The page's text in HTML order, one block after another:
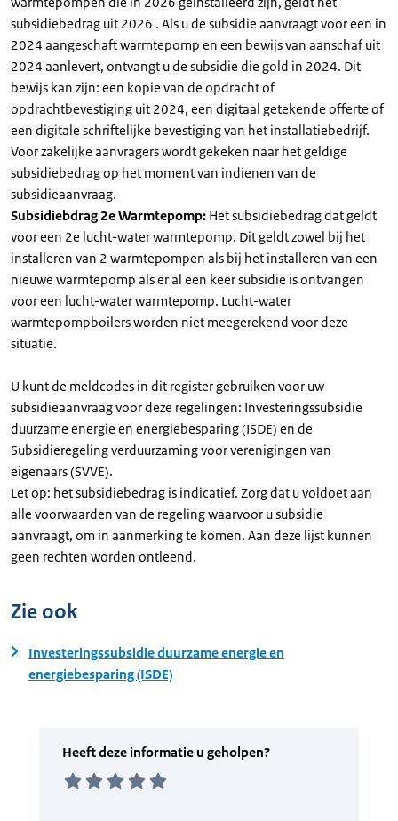
subsidiebedrag uit 2026 . Als u de subsidie aanvraagt voor een in
2024 aangeschaft warmtepomp en een bewijs van aanschaf uit
2024 aanlevert, ontvangt u de subsidie die gold in 2024. Dit
bewijs kan zijn: een kopie van de opdracht of
opdrachtbevestiging uit 2024, een digitaal getekende offerte of
een digitale schriftelijke bevestiging van het installatiebedrijf.
Voor zakelijke aanvragers wordt gekeken naar het geldige
subsidiebedrag op het moment van indienen van de
subsidieaanvraag.
Subsidiebdrag 2e Warmtepomp: Het subsidiebedrag dat geldt
voor een 2e lucht-water warmtepomp. Dit geldt zowel bij het
installeren van 2 warmtepompen als bij het installeren van een
nieuwe warmtepomp als er al een keer subsidie is ontvangen
voor een lucht-water warmtepomp. Lucht-water
warmtepompboilers worden niet meegerekend voor deze
situatie.
U kunt de meldcodes in dit register gebruiken voor uw
subsidieaanvraag voor deze regelingen: Investeringssubsidie
duurzame energie en energiebesparing (ISDE) en de
Subsidieregeling verduurzaming voor verenigingen van
eigenaars (SVVE).
Let op: het subsidiebedrag is indicatief. Zorg dat u voldoet aan
alle voorwaarden van de regeling waarvoor u subsidie
aanvraagt, om in aanmerking te komen. Aan deze lijst kunnen
geen rechten worden ontleend.
Zie ook
Investeringssubsidie duurzame energie en
energiebesparing (ISDE)